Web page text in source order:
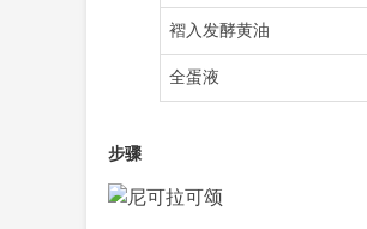
褶入发酵黄油
全蛋液
步骤